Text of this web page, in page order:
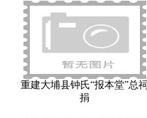
重建大埔县钟氏“报本堂”总祠
捐